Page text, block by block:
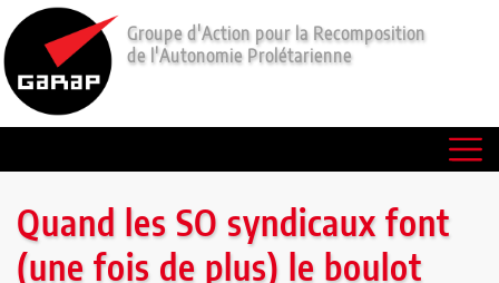
Groupe d'Action pour la Recomposition
de l'Autonomie Prolétarienne
Communiqués
Lectures
Le
P'tit
Quand les SO syndicaux font
(une fois de plus) le boulot